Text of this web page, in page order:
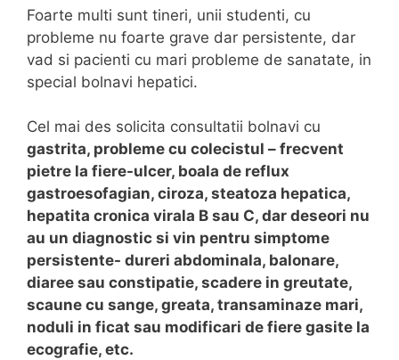
Foarte multi sunt tineri, unii studenti, cu
probleme nu foarte grave dar persistente, dar
vad si pacienti cu mari probleme de sanatate, in
special bolnavi hepatici.
Cel mai des solicita consultatii bolnavi cu
gastrita, probleme cu colecistul – frecvent
pietre la fiere-ulcer, boala de reflux
gastroesofagian, ciroza, steatoza hepatica,
hepatita cronica virala B sau C, dar deseori nu
au un diagnostic si vin pentru simptome
persistente- dureri abdominala, balonare,
diaree sau constipatie, scadere in greutate,
scaune cu sange, greata, transaminaze mari,
noduli in ficat sau modificari de fiere gasite la
ecografie, etc.